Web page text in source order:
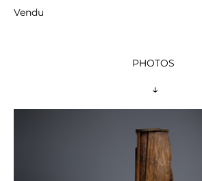
Vendu
PHOTOS
↓